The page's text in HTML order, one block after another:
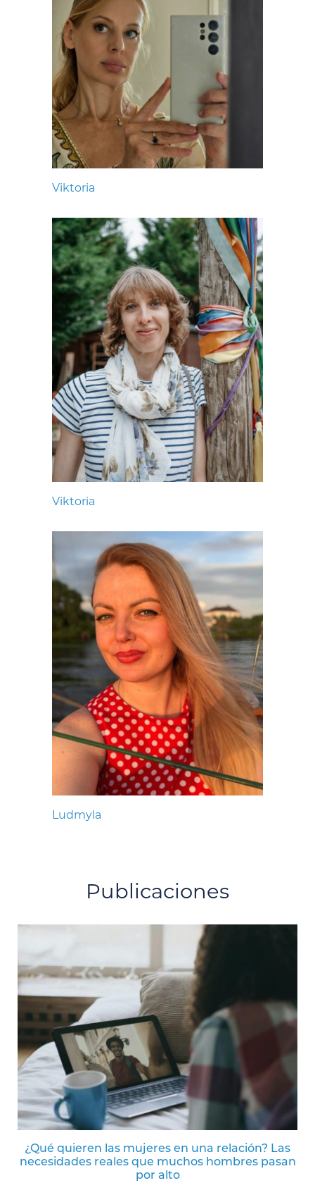
Viktoria
Viktoria
Ludmyla
Publicaciones
¿Qué quieren las mujeres en una relación? Las
necesidades reales que muchos hombres pasan
por alto